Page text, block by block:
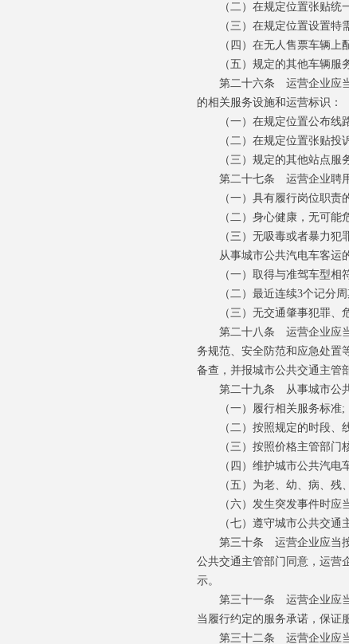
（二）在规定位置张贴统一
（三）在规定位置设置特需
（四）在无人售票车辆上配
（五）规定的其他车辆服
第二十六条 运营企业应当
的相关服务设施和运营标识：
（一）在规定位置公布线路
（二）在规定位置张贴投
（三）规定的其他站点服务
第二十七条 运营企业聘用
（一）具有履行岗位职责
（二）身心健康，无可能危
（三）无吸毒或者暴力犯
从事城市公共汽电车客运的
（一）取得与准驾车型相符
（二）最近连续3个记分周
（三）无交通肇事犯罪、危
第二十八条 运营企业应当
务规范、安全防范和应急处置
备查，并报城市公共交通主管
第二十九条 从事城市公共
（一）履行相关服务标准;
（二）按照规定的时段、线
（三）按照价格主管部门核
（四）维护城市公共汽电车
（五）为老、幼、病、残、
（六）发生突发事件时应当
（七）遵守城市公共交通主
第三十条 运营企业应当按
公共交通主管部门同意，运营
示。
第三十一条 运营企业应当
当履行约定的服务承诺，保证
第三十二条 运营企业应当